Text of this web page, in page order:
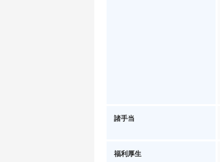
諸手当
福利厚生